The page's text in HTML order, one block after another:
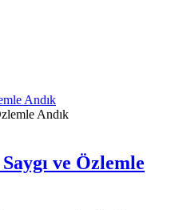
Andık
ve Özlemle